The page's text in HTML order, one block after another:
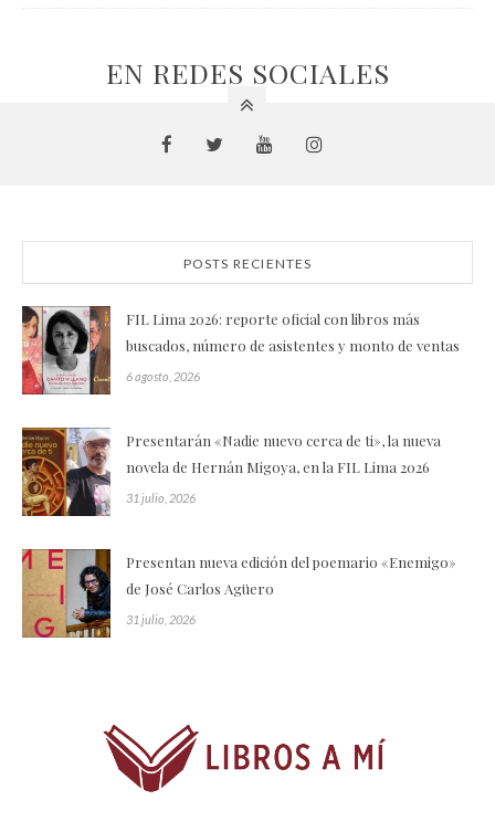
EN REDES SOCIALES
POSTS RECIENTES
FIL Lima 2026: reporte oficial con libros más
buscados, número de asistentes y monto de ventas
6 agosto, 2026
Presentarán «Nadie nuevo cerca de ti», la nueva
novela de Hernán Migoya, en la FIL Lima 2026
31 julio, 2026
Presentan nueva edición del poemario «Enemigo»
de José Carlos Agüero
31 julio, 2026